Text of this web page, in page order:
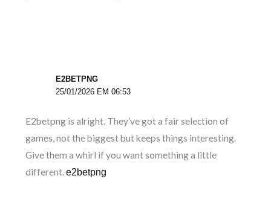
E2BETPNG
25/01/2026 EM 06:53
E2betpng is alright. They’ve got a fair selection of
games, not the biggest but keeps things interesting.
Give them a whirl if you want something a little
different.e2betpng